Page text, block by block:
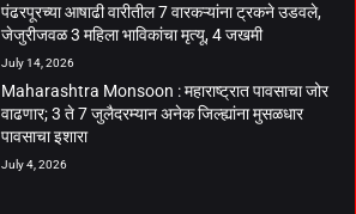
पंढरपूरच्या आषाढी वारीतील 7 वारकऱ्यांना ट्रकने उडवले,
जेजुरीजवळ 3 महिला भाविकांचा मृत्यू, 4 जखमी
July 14, 2026
Maharashtra Monsoon : महाराष्ट्रात पावसाचा जोर
वाढणार; 3 ते 7 जुलैदरम्यान अनेक जिल्ह्यांना मुसळधार
पावसाचा इशारा
July 4, 2026